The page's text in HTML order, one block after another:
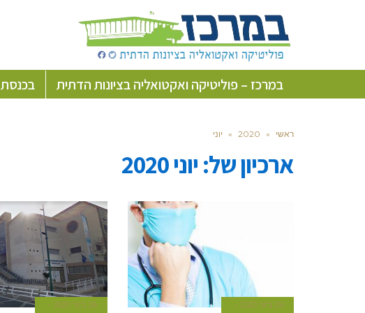
במרכז – פוליטיקה ואקטואליה בציונות הדתית בכנסת
ראשי »
2020
» יוני
ארכיון של:יוני 2020
29 ביוני 2020 26 ביוני 2020